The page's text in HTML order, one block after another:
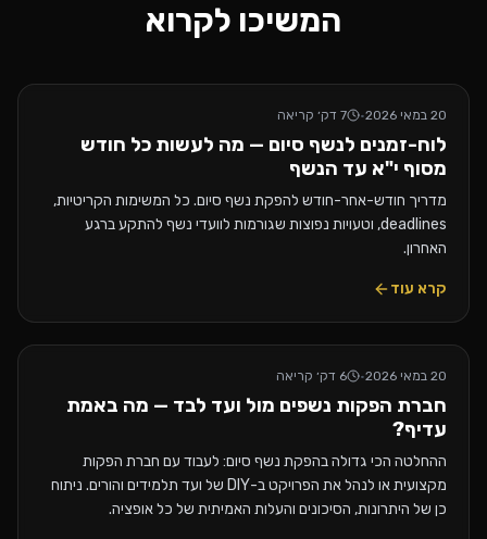
המשיכו לקרוא
20 במאי 2026 ·
7 דק׳ קריאה
לוח-זמנים לנשף סיום — מה לעשות כל חודש
מסוף י"א עד הנשף
מדריך חודש-אחר-חודש להפקת נשף סיום. כל המשימות הקריטיות,
deadlines, וטעויות נפוצות שגורמות לוועדי נשף להתקע ברגע
האחרון.
קרא עוד
20 במאי 2026 ·
6 דק׳ קריאה
חברת הפקות נשפים מול ועד לבד — מה באמת
עדיף?
ההחלטה הכי גדולה בהפקת נשף סיום: לעבוד עם חברת הפקות
מקצועית או לנהל את הפרויקט ב-DIY של ועד תלמידים והורים. ניתוח
כן של היתרונות, הסיכונים והעלות האמיתית של כל אופציה.